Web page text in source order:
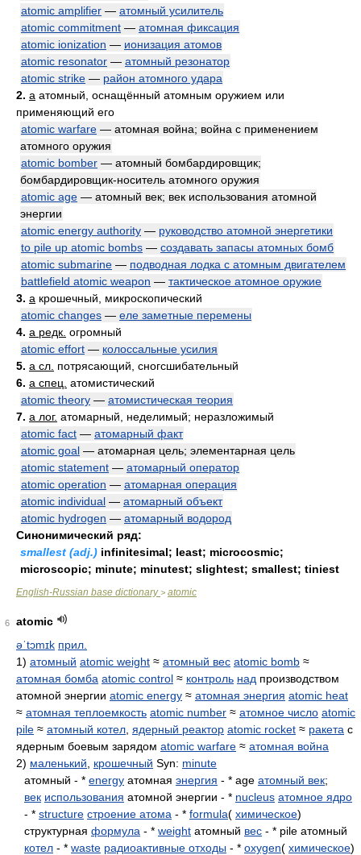
atomic amplifier — атомный усилитель
atomic commitment — атомная фиксация
atomic ionization — ионизация атомов
atomic resonator — атомный резонатор
atomic strike — район атомного удара
2. a атомный, оснащённый атомным оружием или
применяющий его
atomic warfare — атомная война; война с применением
атомного оружия
atomic bomber — атомный бомбардировщик;
бомбардировщик-носитель атомного оружия
atomic age — атомный век; век использования атомной
энергии
atomic energy authority — руководство атомной энергетики
to pile up atomic bombs — создавать запасы атомных бомб
atomic submarine — подводная лодка с атомным двигателем
battlefield atomic weapon — тактическое атомное оружие
3. a крошечный, микроскопический
atomic changes — еле заметные перемены
4. a редк. огромный
atomic effort — колоссальные усилия
5. a сл. потрясающий, сногсшибательный
6. a спец. атомистический
atomic theory — атомистическая теория
7. a лог. атомарный, неделимый; неразложимый
atomic fact — атомарный факт
atomic goal — атомарная цель; элементарная цель
atomic statement — атомарный оператор
atomic operation — атомарная операция
atomic individual — атомарный объект
atomic hydrogen — атомарный водород
Синонимический ряд:
smallest (adj.) infinitesimal; least; microcosmic;
microscopic; minute; minutest; slightest; smallest; tiniest
English-Russian base dictionary> atomic
6
atomic
əˈtɔmɪk прил.
1) атомный atomic weight ≈ атомный вес atomic bomb ≈
атомная бомба atomic control ≈ контроль над производством
атомной энергии atomic energy ≈ атомная энергия atomic heat
≈ атомная теплоемкость atomic number ≈ атомное число atomic
pile ≈ атомный котел ядерный реактор atomic rocket ≈ ракета с
ядерным боевым зарядом atomic warfare ≈ атомная война
2) маленький крошечный Syn: minute
атомный - * energy атомная энергия - * age атомный век;
век использования атомной энергии - * nucleus атомное ядро
- * structure строение атома - * formula( химическое)
структурная формула - * weight атомный вес - * pile атомный
котел - * waste радиоактивные отходы - * oxygen( химическое)